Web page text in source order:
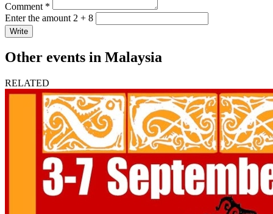
Comment *
Enter the amount 2 + 8
Write
Other events in Malaysia
RELATED